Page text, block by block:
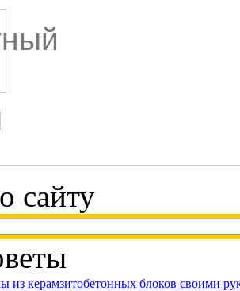
сайту
из керамзитобетонных блоков своими